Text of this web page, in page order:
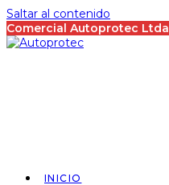
Saltar al contenido
Comercial Autoprotec Ltda
INICIO